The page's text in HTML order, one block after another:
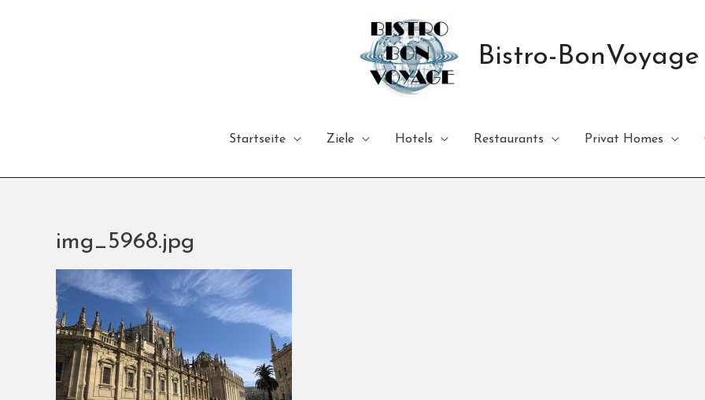
Bistro-BonVoyage
Startseite Ziele Hotels Restaurants Privat Homes
img_5968.jpg